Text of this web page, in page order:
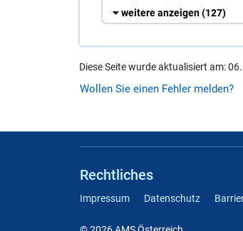
weitere anzeigen(127)
Diese Seite wurde aktualisiert am:
Wollen Sie einen Fehler melden?
Rechtliches
Impressum Datenschutz